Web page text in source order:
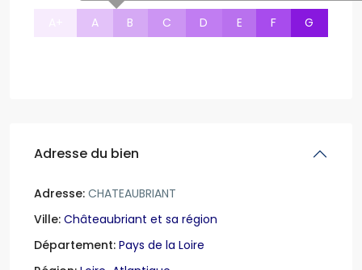
A B C D E F G
Adresse du bien
Adresse: CHATEAUBRIANT
Ville: Châteaubriant et sa région
Département: Pays de la Loire